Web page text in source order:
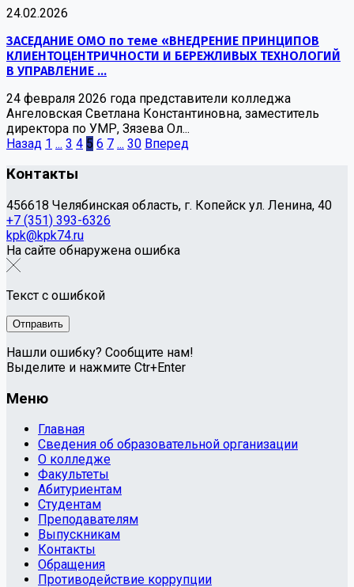
24.02.2026
ЗАСЕДАНИЕ ОМО по теме «ВНЕДРЕНИЕ ПРИНЦИПОВ
КЛИЕНТОЦЕНТРИЧНОСТИ И БЕРЕЖЛИВЫХ ТЕХНОЛОГИЙ
В УПРАВЛЕНИЕ ...
24 февраля 2026 года представители колледжа
Ангеловская Светлана Константиновна, заместитель
директора по УМР, Зязева Ол...
Назад 1 ... 3 4 5 6 7 ... 30 Вперед
Контакты
456618 Челябинская область, г. Копейск ул. Ленина, 40
+7 (351) 393-6326
kpk@kpk74.ru
На сайте обнаружена ошибка
Текст с ошибкой
Нашли ошибку? Сообщите нам!
Выделите и нажмите Ctr+Enter
Меню
Главная
Сведения об образовательной организации
О колледже
Факультеты
Абитуриентам
Студентам
Преподавателям
Выпускникам
Контакты
Обращения
Противодействие коррупции